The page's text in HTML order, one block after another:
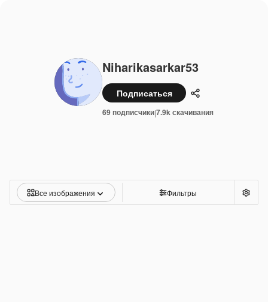
Niharikasarkar53
Подписаться Поделиться
69 подписчики|7.9k скачивания
Все изображения Фильтры